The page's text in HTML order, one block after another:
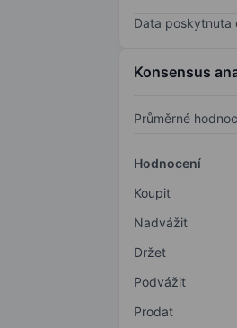
Data poskytnuta
Konsensus
Průměrné
Hodnocení
Koupit
Nadvážit
Držet
Podvážit
Prodat